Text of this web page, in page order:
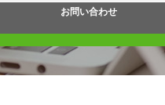
お問い合わせ